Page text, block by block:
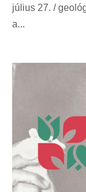
július 27. /
a...